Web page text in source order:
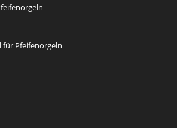
für Pfeifenorgeln